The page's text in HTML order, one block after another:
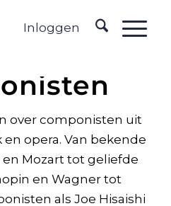
Inloggen
over componisten uit
opera. Van bekende
Mozart tot geliefde
en Wagner tot
als Joe Hisaishi